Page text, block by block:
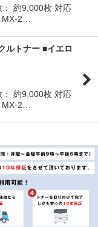
約9,000枚 対応
2…
ルトナー ■イエロ
約9,000枚 対応
2…